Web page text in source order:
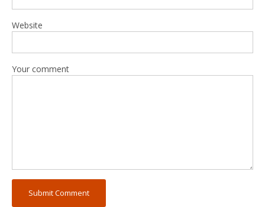
Website
Your comment